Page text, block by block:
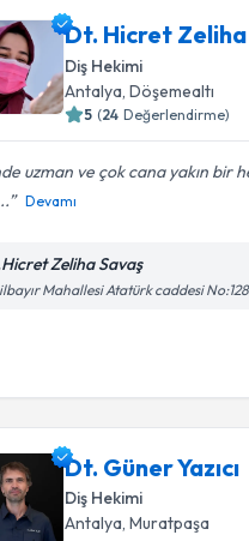
Dt. Hicret
Diş Hekimi
Antalya , Döşemealtı
5 (24 Değerlendirme)
uzman ve çok cana yakın bir
Devamı
Zeliha Savaş
Mahallesi Atatürk caddesi
Dt. Güner Yazıcı
Diş Hekimi
Antalya, Muratpaşa